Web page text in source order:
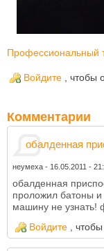
Профессиональный
Войдите , чтобы
Комментарии
обалденная
неумеха- 16.05.2011 -
обалденная
проложил батоны
машину не узнать!
Войдите
,